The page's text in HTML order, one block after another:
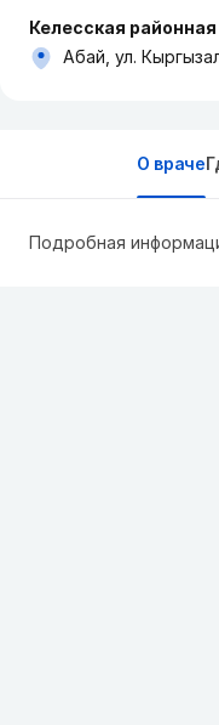
Келесская
Абай, ул.
О враче
Подробная